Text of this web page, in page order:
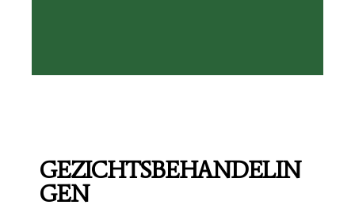
GEZICHTSBEHANDELIN
GEN